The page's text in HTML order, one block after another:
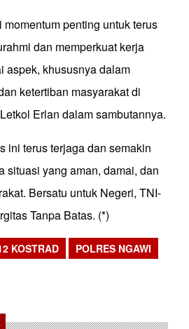
penting untuk terus
dan memperkuat kerja
aspek, khususnya dalam
ketertiban masyarakat di
Erlan dalam sambutannya.
ini terus terjaga dan semakin
situasi yang aman, damai, dan
Bersatu untuk Negeri, TNI-
Tanpa Batas. (*)
KOSTRAD POLRES NGAWI